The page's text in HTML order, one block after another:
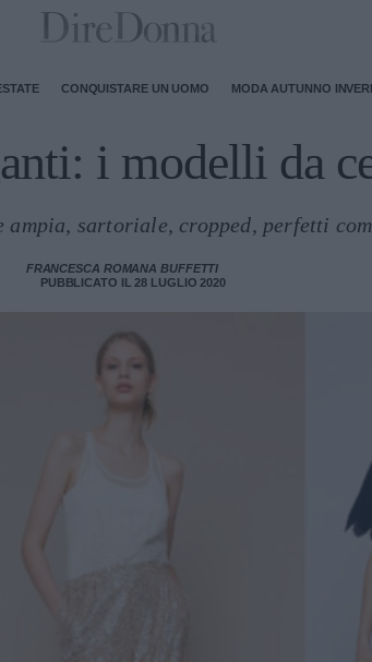
CONQUISTARE UN UOMO MODA AUTUNNO
i modelli da
ampia, sartoriale, cropped, perfetti
FRANCESCA ROMANA BUFFETTI
PUBBLICATO IL 28 LUGLIO 2020